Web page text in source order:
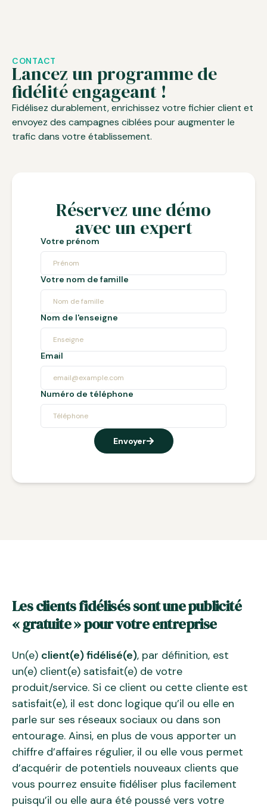
CONTACT
Lancez un programme de
fidélité engageant !
Fidélisez durablement, enrichissez votre fichier client et
envoyez des campagnes ciblées pour augmenter le
trafic dans votre établissement.
Réservez une démo
avec un expert
Votre prénom
Votre nom de famille
Nom de l'enseigne
Email
Numéro de téléphone
Envoyer
Les clients fidélisés sont une publicité
« gratuite » pour votre entreprise
Un(e) client(e) fidélisé(e), par définition, est
un(e) client(e) satisfait(e) de votre
produit/service. Si ce client ou cette cliente est
satisfait(e), il est donc logique qu’il ou elle en
parle sur ses réseaux sociaux ou dans son
entourage. Ainsi, en plus de vous apporter un
chiffre d’affaires régulier, il ou elle vous permet
d’acquérir de potentiels nouveaux clients que
vous pourrez ensuite fidéliser plus facilement
puisqu’il ou elle aura été poussé vers votre